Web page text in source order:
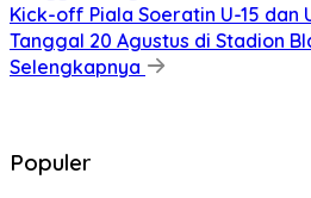
Kick-off Piala Soeratin U-15 dan
Tanggal 20 Agustus di Stadion
Selengkapnya
Populer